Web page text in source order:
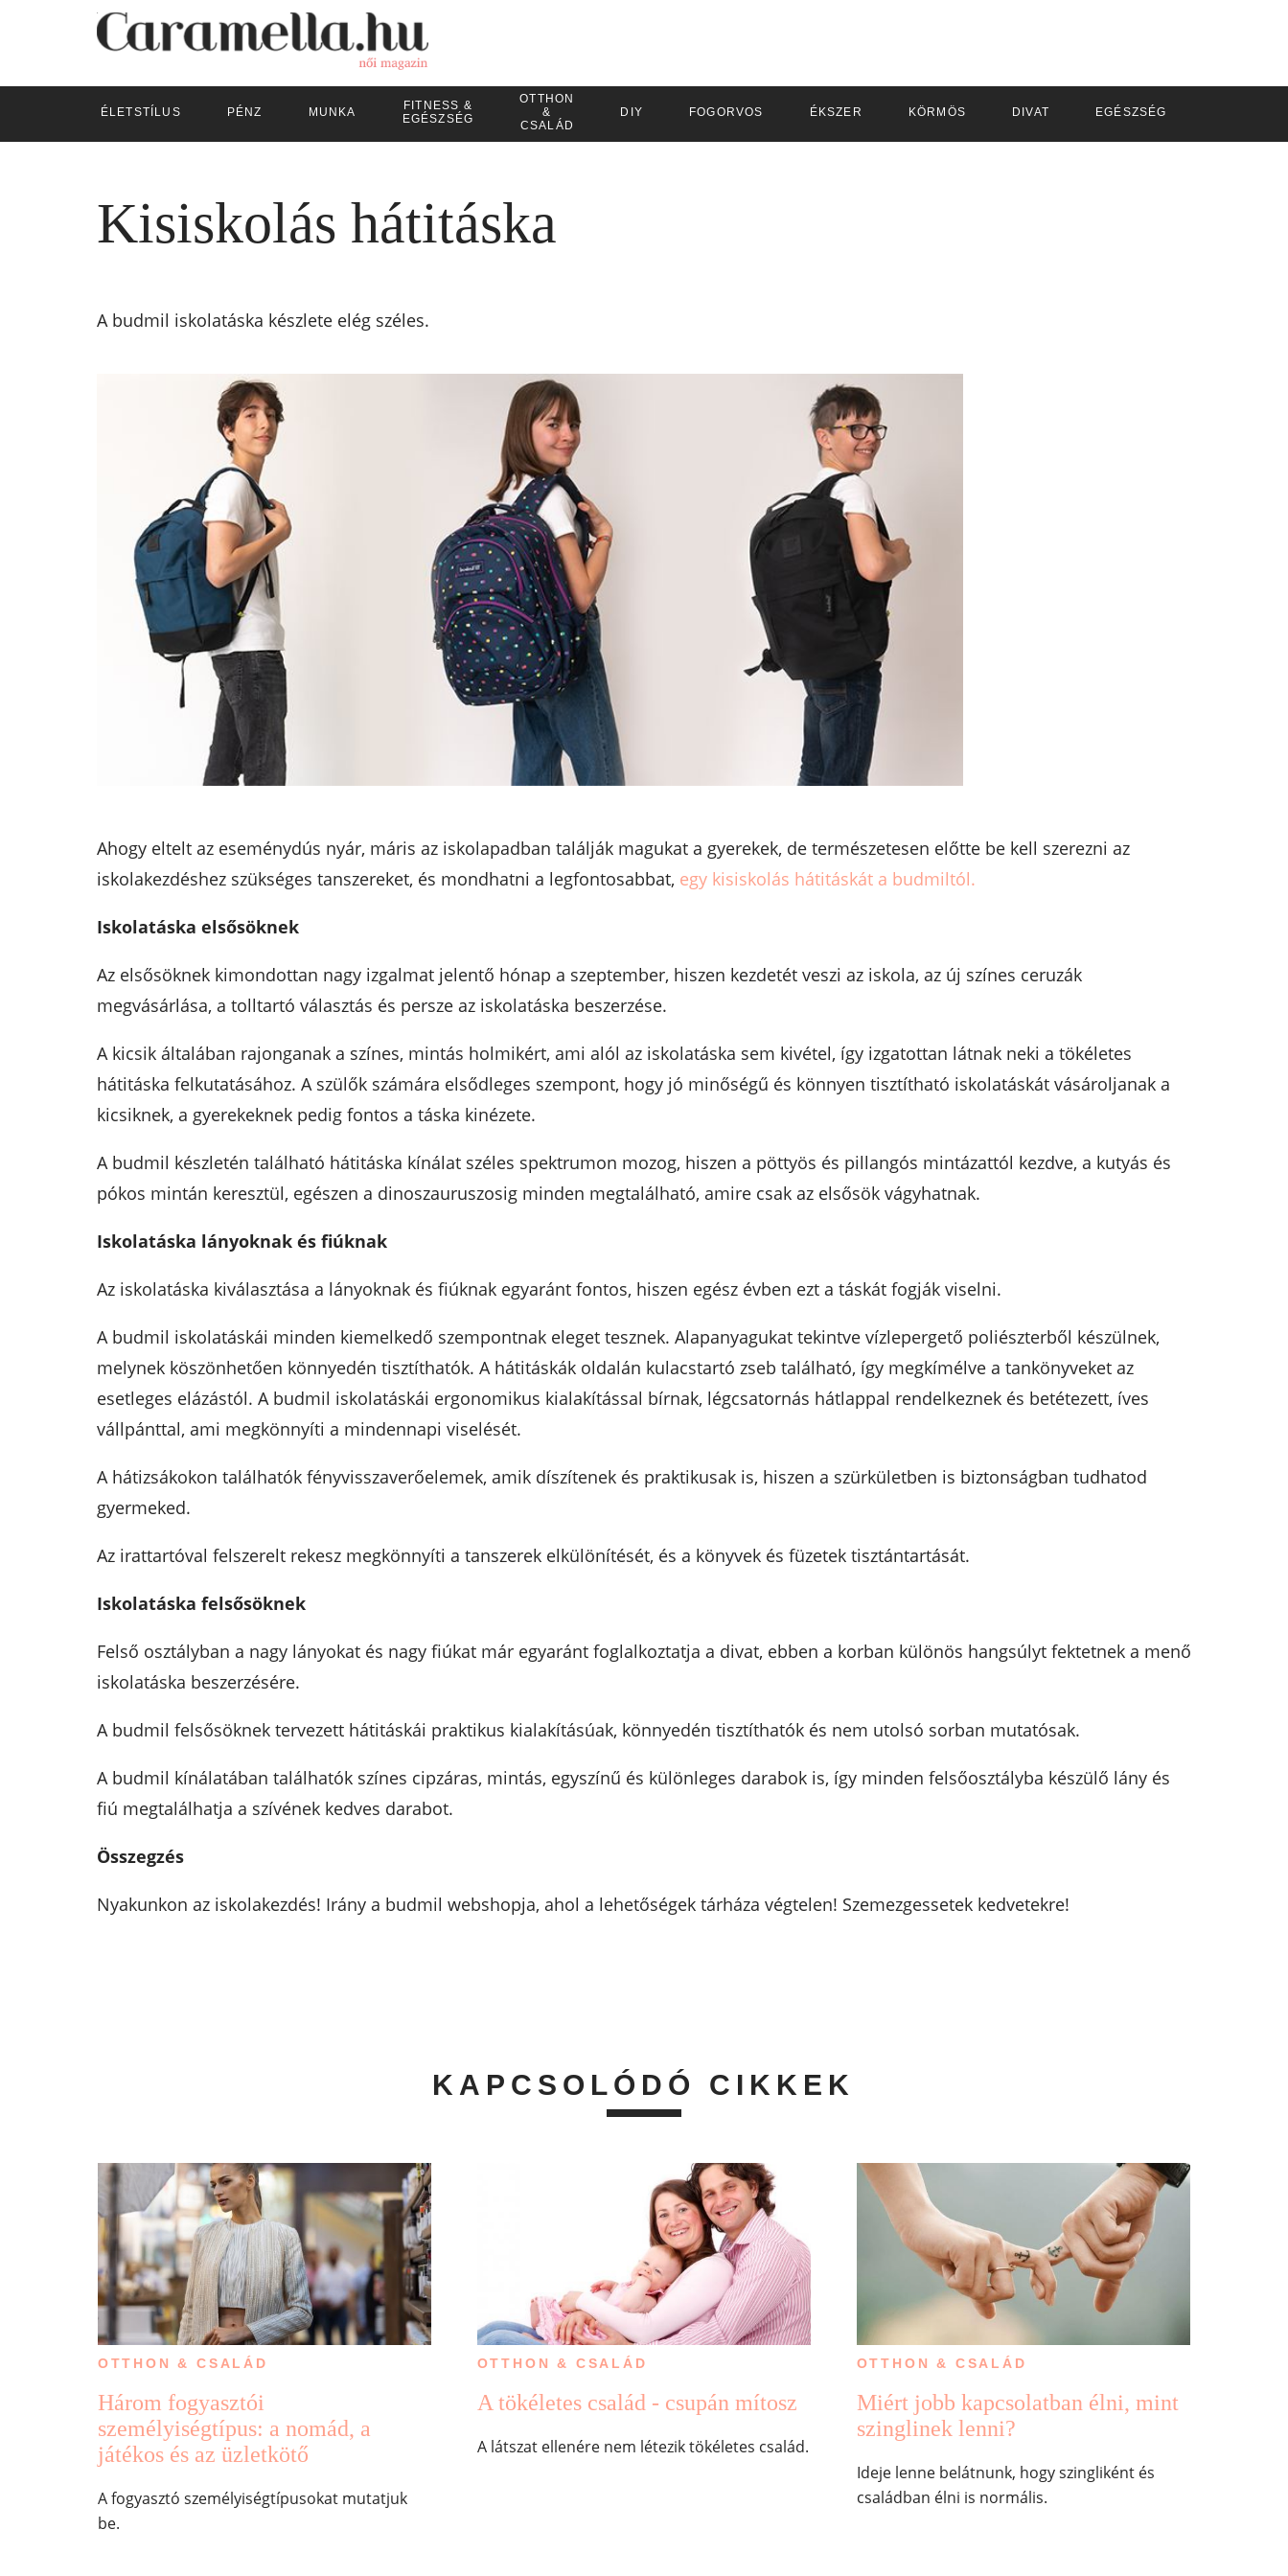
ÉLETSTÍLUS PÉNZ MUNKA
FITNESS &
EGÉSZSÉG
OTTHON
&
CSALÁD
DIY FOGORVOS ÉKSZER KÖRMÖS DIVAT EGÉSZSÉG
Kisiskolás hátitáska
A budmil iskolatáska készlete elég széles.
Ahogy eltelt az eseménydús nyár, máris az iskolapadban találják magukat a gyerekek, de természetesen előtte be kell szerezni az
iskolakezdéshez szükséges tanszereket, és mondhatni a legfontosabbat, egy kisiskolás hátitáskát a budmiltól.
Iskolatáska elsősöknek
Az elsősöknek kimondottan nagy izgalmat jelentő hónap a szeptember, hiszen kezdetét veszi az iskola, az új színes ceruzák
megvásárlása, a tolltartó választás és persze az iskolatáska beszerzése.
A kicsik általában rajonganak a színes, mintás holmikért, ami alól az iskolatáska sem kivétel, így izgatottan látnak neki a tökéletes
hátitáska felkutatásához. A szülők számára elsődleges szempont, hogy jó minőségű és könnyen tisztítható iskolatáskát vásároljanak a
kicsiknek, a gyerekeknek pedig fontos a táska kinézete.
A budmil készletén található hátitáska kínálat széles spektrumon mozog, hiszen a pöttyös és pillangós mintázattól kezdve, a kutyás és
pókos mintán keresztül, egészen a dinoszauruszosig minden megtalálható, amire csak az elsősök vágyhatnak.
Iskolatáska lányoknak és fiúknak
Az iskolatáska kiválasztása a lányoknak és fiúknak egyaránt fontos, hiszen egész évben ezt a táskát fogják viselni.
A budmil iskolatáskái minden kiemelkedő szempontnak eleget tesznek. Alapanyagukat tekintve vízlepergető poliészterből készülnek,
melynek köszönhetően könnyedén tisztíthatók. A hátitáskák oldalán kulacstartó zseb található, így megkímélve a tankönyveket az
esetleges elázástól. A budmil iskolatáskái ergonomikus kialakítással bírnak, légcsatornás hátlappal rendelkeznek és betétezett, íves
vállpánttal, ami megkönnyíti a mindennapi viselését.
A hátizsákokon találhatók fényvisszaverőelemek, amik díszítenek és praktikusak is, hiszen a szürkületben is biztonságban tudhatod
gyermeked.
Az irattartóval felszerelt rekesz megkönnyíti a tanszerek elkülönítését, és a könyvek és füzetek tisztántartását.
Iskolatáska felsősöknek
Felső osztályban a nagy lányokat és nagy fiúkat már egyaránt foglalkoztatja a divat, ebben a korban különös hangsúlyt fektetnek a menő
iskolatáska beszerzésére.
A budmil felsősöknek tervezett hátitáskái praktikus kialakításúak, könnyedén tisztíthatók és nem utolsó sorban mutatósak.
A budmil kínálatában találhatók színes cipzáras, mintás, egyszínű és különleges darabok is, így minden felsőosztályba készülő lány és
fiú megtalálhatja a szívének kedves darabot.
Összegzés
Nyakunkon az iskolakezdés! Irány a budmil webshopja, ahol a lehetőségek tárháza végtelen! Szemezgessetek kedvetekre!
KAPCSOLÓDÓ CIKKEK
OTTHON & CSALÁD
Három fogyasztói
személyiségtípus: a nomád, a
játékos és az üzletkötő
A fogyasztó személyiségtípusokat mutatjuk
be.
OTTHON & CSALÁD
A tökéletes család - csupán mítosz
A látszat ellenére nem létezik tökéletes család.
OTTHON & CSALÁD
Miért jobb kapcsolatban élni, mint
szinglinek lenni?
Ideje lenne belátnunk, hogy szingliként és
családban élni is normális.